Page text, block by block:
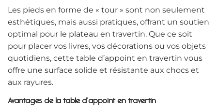
Les pieds en forme de « tour » sont non seulement
esthétiques, mais aussi pratiques, offrant un soutien
optimal pour le plateau en travertin. Que ce soit
pour placer vos livres, vos décorations ou vos objets
quotidiens, cette table d’appoint en travertin vous
offre une surface solide et résistante aux chocs et
aux rayures.
Avantages de la table d’appoint en travertin